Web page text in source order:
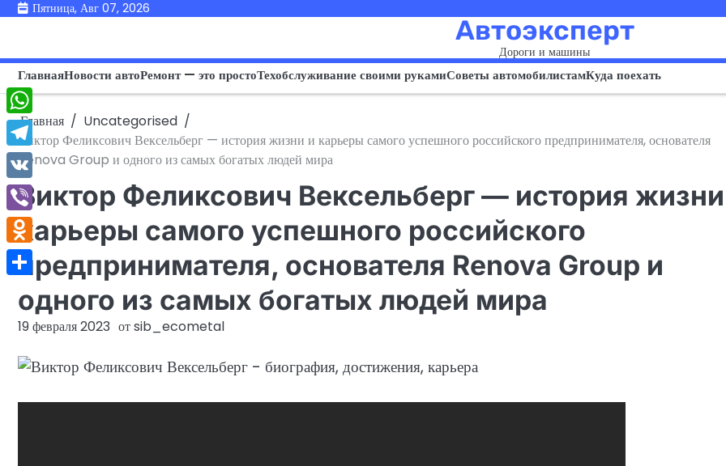
ПерейтиПятница, Авг 07, 2026
Автоэксперт
Дороги и машины
ГлавнаяНовости автоРемонт — это простоТехобслуживание своими рукамиСоветы автомобилистамКуда поехать
Главная
Uncategorised
Виктор Феликсович Вексельберг — история жизни и карьеры самого успешного российского предпринимателя, основателя
Renova Group и одного из самых богатых людей мира
Виктор Феликсович Вексельберг — история
карьеры самого успешного российского
предпринимателя, основателя Renova Group и
одного из самых богатых людей мира
19 февраля 2023 отsib_ecometal
WhatsApp
Telegram
VK
Viber
Odnoklassniki